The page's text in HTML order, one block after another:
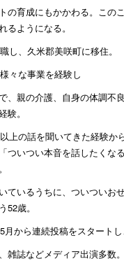
の育成にもかかわる。この
るようになる。
し、久米郡美咲町に移住。
々な事業を経験し
、親の介護、自身の体調不
験。
上の話を聞いてきた経験か
ついつい本音を話したくな
ているうちに、ついついお
52歳。
月から連続投稿をスタートし
雑誌などメディア出演多数。